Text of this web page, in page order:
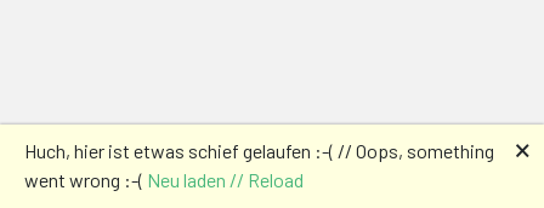
Huch, hier ist etwas schief gelaufen :-( // Oops, something
went wrong :-( Neu laden // Reload
🗙